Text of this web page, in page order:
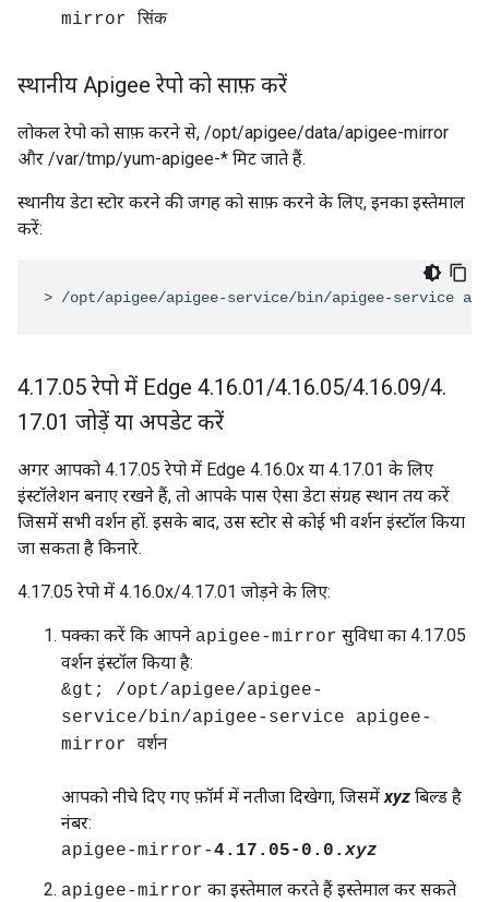
mirror सिंक
स्थानीय Apigee रेपो को साफ़ करें
लोकल रेपो को साफ़ करने से, /opt/apigee/data/apigee-mirror
और /var/tmp/yum-apigee-* मिट जाते हैं.
स्थानीय डेटा स्टोर करने की जगह को साफ़ करने के लिए, इनका इस्तेमाल
करें:
> /opt/apigee/apigee-service/bin/apigee-service
4.17.05 रेपो में Edge 4.16.01/4.16.05/4.16.09/4.
17.01 जोड़ें या अपडेट करें
अगर आपको 4.17.05 रेपो में Edge 4.16.0x या 4.17.01 के लिए
इंस्टॉलेशन बनाए रखने हैं, तो आपके पास ऐसा डेटा संग्रह स्थान तय करें
जिसमें सभी वर्शन हों. इसके बाद, उस स्टोर से कोई भी वर्शन इंस्टॉल किया
जा सकता है किनारे.
4.17.05 रेपो में 4.16.0x/4.17.01 जोड़ने के लिए:
पक्का करें कि आपने apigee-mirror सुविधा का 4.17.05
वर्शन इंस्टॉल किया है:
&gt; /opt/apigee/apigee-
service/bin/apigee-service apigee-
mirror वर्शन
आपको नीचे दिए गए फ़ॉर्म में नतीजा दिखेगा, जिसमेंxyz बिल्ड है
नंबर:
apigee-mirror-4.17.05-0.0.xyz
apigee-mirror का इस्तेमाल करते हैं इस्तेमाल कर सकते